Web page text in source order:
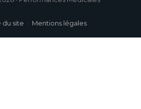
du site Mentions légales